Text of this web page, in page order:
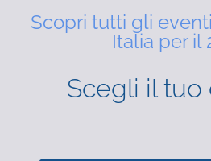
Scopri tutti gli
Italia per il
Scegli il tuo